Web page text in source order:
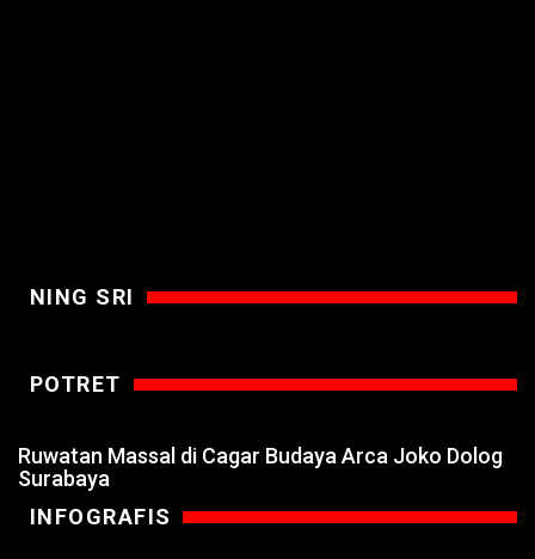
NING SRI
POTRET
Ruwatan Massal di Cagar Budaya Arca Joko Dolog
Surabaya
INFOGRAFIS